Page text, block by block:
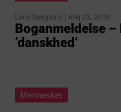
Lone Nørgaard | maj 23, 2018
Boganmeldelse –
’danskhed’
Mennesker